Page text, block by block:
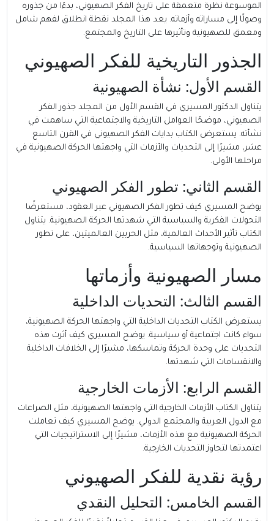
الموسوعة نظرة متعمقة على تاريخ الفكر الصهيوني، بدءًا من جذوره
وصولًا إلى مساراته وأزماته. يعد هذا المجلد نقطة انطلاق لفهم شامل
ومعمق للصهيونية وتأثيرها على التاريخ والمجتمع.
الجذور التاريخية للفكر الصهيوني
القسم الأول: نشأة الصهيونية
يتناول الدكتور المسيري في القسم الأول من المجلد جذور الفكر
الصهيوني، موضحًا العوامل التاريخية والاجتماعية التي ساهمت في
نشأته. يستعرض الكتاب بدايات الفكر الصهيوني في القرن التاسع
عشر، مشيرًا إلى التحديات والأزمات التي واجهتها الحركة الصهيونية في
مراحلها الأولى.
القسم الثاني: تطور الفكر الصهيوني
يوضح المسيري كيف تطور الفكر الصهيوني عبر العقود، مستعرضًا
التحولات الفكرية والسياسية التي شهدتها الحركة الصهيونية. يتناول
الكتاب تأثير الأحداث العالمية، مثل الحربين العالميتين، على تطور
الصهيونية وتوجهاتها السياسية.
مسار الصهيونية وأزماتها
القسم الثالث: التحديات الداخلية
يستعرض الكتاب التحديات الداخلية التي واجهتها الحركة الصهيونية،
سواء كانت اجتماعية أو سياسية. يوضح المسيري كيف أثرت هذه
التحديات على وحدة الحركة وتماسكها، مشيرًا إلى الخلافات الداخلية
والانقسامات التي شهدتها.
القسم الرابع: الأزمات الخارجية
يتناول الكتاب الأزمات الخارجية التي واجهتها الصهيونية، مثل الصراعات
مع الدول العربية والمجتمع الدولي. يوضح المسيري كيف تعاملت
الحركة الصهيونية مع هذه الأزمات، مشيرًا إلى الاستراتيجيات التي
اعتمدتها لتجاوز التحديات الخارجية.
رؤية نقدية للفكر الصهيوني
القسم الخامس: التحليل النقدي